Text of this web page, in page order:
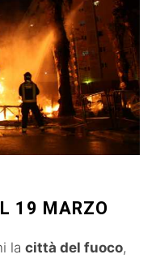
19 MARZO
la città del fuoco,